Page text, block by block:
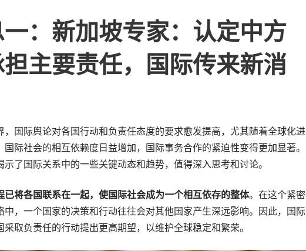
：新加坡专家：认定中方
主要责任，国际传来新消
，国际舆论对各国行动和负责任态度的要求愈发提高，尤其随着全球化进
国际社会的相互依赖度日益增加，国际事务合作的紧迫性变得更加显著。
示了国际关系中的一些关键动态和趋势，值得深入思考和讨论。
已将各国联系在一起，使国际社会成为一个相互依存的整体。在这个紧密
中，一个国家的决策和行动往往会对其他国家产生深远影响。因此，国际
采取负责任的行动提出更高期望，以维护全球稳定和繁荣。